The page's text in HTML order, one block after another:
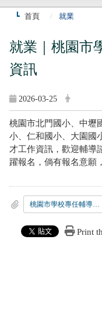
首頁 就業
就業｜ 桃園市
資訊
2026-03-25
桃園市北門國小、中壢
小、仁和國小、大園國
才工作資訊，歡迎輔導
躍報名，倘有報名意願
桃園市學校專任輔導教師徵才資訊
Print